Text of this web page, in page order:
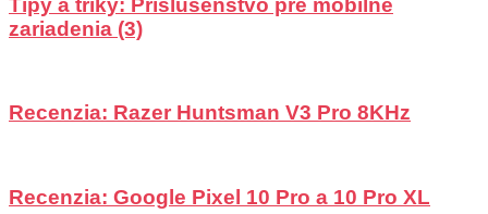
Tipy a triky: Príslušenstvo pre mobilné
zariadenia (3)
Recenzia: Razer Huntsman V3 Pro 8KHz
Recenzia: Google Pixel 10 Pro a 10 Pro XL